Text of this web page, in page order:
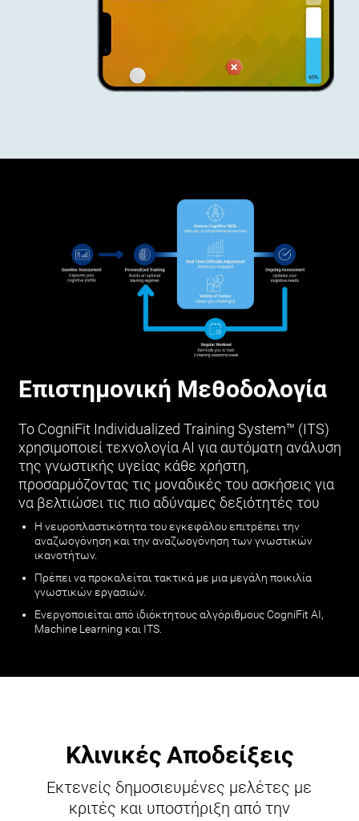
Επιστημονική Μεθοδολογία
Το CogniFit Individualized Training System™ (ITS)
χρησιμοποιεί τεχνολογία AI για αυτόματη ανάλυση
της γνωστικής υγείας κάθε χρήστη,
προσαρμόζοντας τις μοναδικές του ασκήσεις για
να βελτιώσει τις πιο αδύναμες δεξιότητές του
Η νευροπλαστικότητα του εγκεφάλου επιτρέπει την
αναζωογόνηση και την αναζωογόνηση των γνωστικών
ικανοτήτων.
Πρέπει να προκαλείται τακτικά με μια μεγάλη ποικιλία
γνωστικών εργασιών.
Ενεργοποιείται από ιδιόκτητους αλγόριθμους CogniFit AI,
Machine Learning και ITS.
Κλινικές Αποδείξεις
Εκτενείς δημοσιευμένες μελέτες με
κριτές και υποστήριξη από την